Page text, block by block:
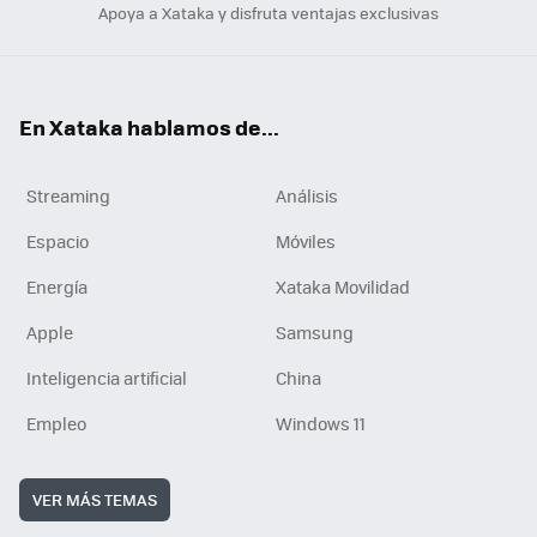
Apoya a Xataka y disfruta ventajas exclusivas
En Xataka hablamos de...
Streaming
Análisis
Espacio
Móviles
Energía
Xataka Movilidad
Apple
Samsung
Inteligencia artificial
China
Empleo
Windows 11
VER MÁS TEMAS